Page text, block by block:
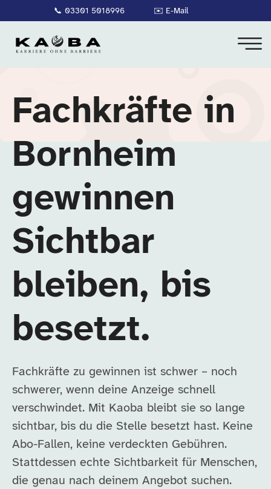
📞 03301 5018996 ✉️ E-Mail
Fachkräfte in
Bornheim
gewinnen
Sichtbar
bleiben, bis
besetzt.
Fachkräfte zu gewinnen ist schwer – noch
schwerer, wenn deine Anzeige schnell
verschwindet. Mit Kaoba bleibt sie so lange
sichtbar, bis du die Stelle besetzt hast. Keine
Abo-Fallen, keine verdeckten Gebühren.
Stattdessen echte Sichtbarkeit für Menschen,
die genau nach deinem Angebot suchen.